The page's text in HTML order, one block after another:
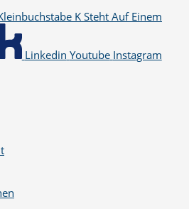
K Steht Auf Einem
Linkedin Youtube Instagram